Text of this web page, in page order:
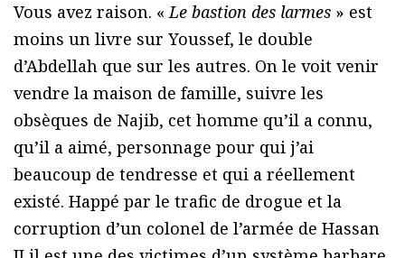
Vous avez raison. «Le bastion des larmes » est
moins un livre sur Youssef, le double
d’Abdellah que sur les autres. On le voit venir
vendre la maison de famille, suivre les
obsèques de Najib, cet homme qu’il a connu,
qu’il a aimé, personnage pour qui j’ai
beaucoup de tendresse et qui a réellement
existé. Happé par le trafic de drogue et la
corruption d’un colonel de l’armée de Hassan